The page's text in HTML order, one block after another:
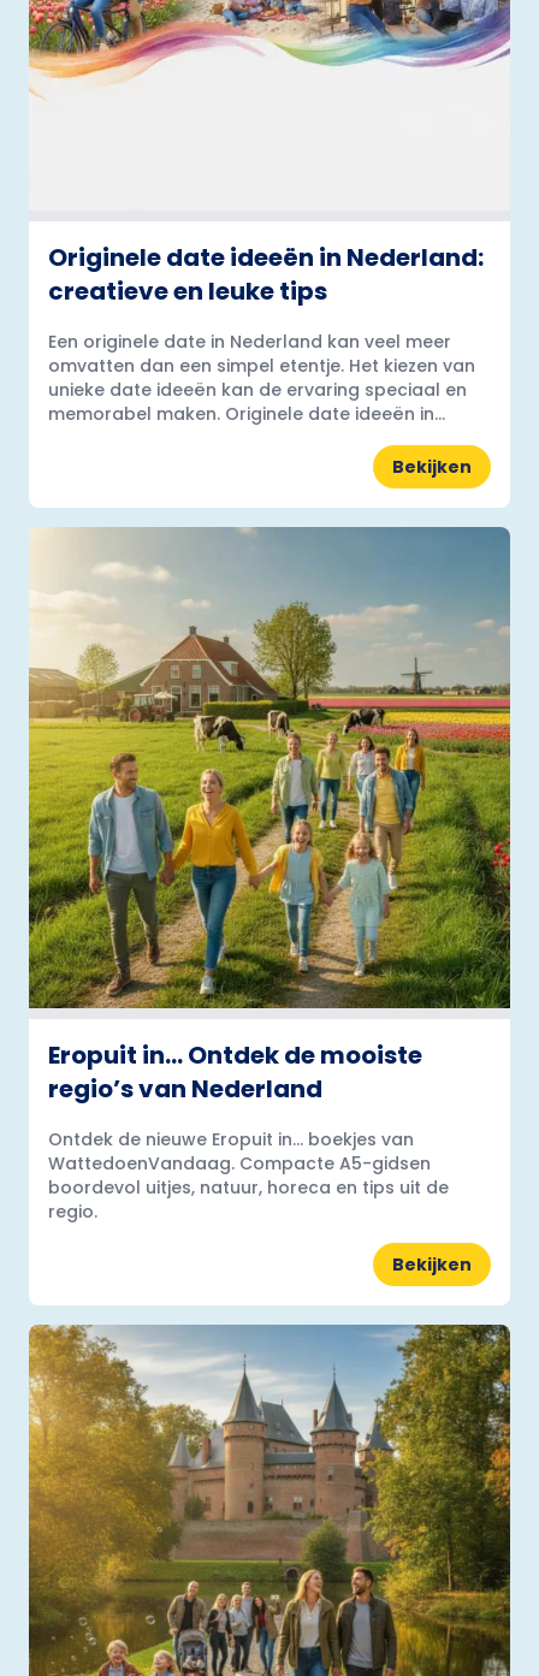
Originele date ideeën in Nederland:
creatieve en leuke tips
Een originele date in Nederland kan veel meer
omvatten dan een simpel etentje. Het kiezen van
unieke date ideeën kan de ervaring speciaal en
memorabel maken. Originele date ideeën in...
Bekijken
Eropuit in… Ontdek de mooiste
regio’s van Nederland
Ontdek de nieuwe Eropuit in... boekjes van
WattedoenVandaag. Compacte A5-gidsen
boordevol uitjes, natuur, horeca en tips uit de
regio.
Bekijken